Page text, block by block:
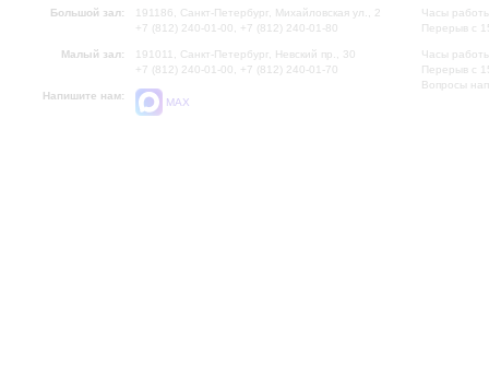
Большой зал:
191186, Санкт-Петербург, Михайловская ул., 2
+7 (812) 240-01-00, +7 (812) 240-01-80
Малый зал:
191011, Санкт-Петербург, Невский пр., 30
+7 (812) 240-01-00, +7 (812) 240-01-70
Напишите нам:
MAX
Часы
Перерыв с
Часы
Перерыв с
Вопросы